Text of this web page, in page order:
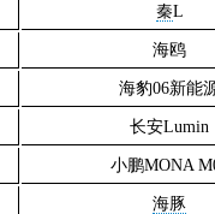
秦L
海鸥
海豹06新能
长安Lumin
小鹏MONA
海豚